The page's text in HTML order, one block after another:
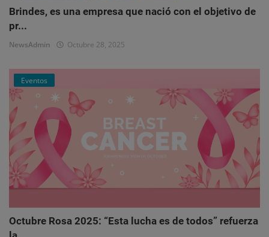
Brindes, es una empresa que nació con el objetivo de
pr...
NewsAdmin Octubre 28, 2025
Eventos
Octubre Rosa 2025: “Esta lucha es de todos” refuerza